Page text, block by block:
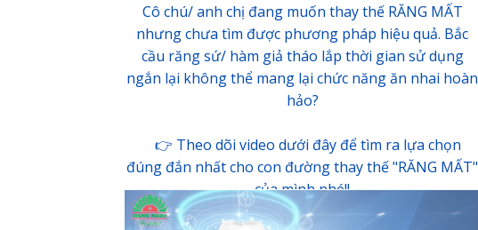
Cô chú/ anh chị đang muốn thay thế RĂNG MẤT
nhưng chưa tìm được phương pháp hiệu quả. Bắc
cầu răng sứ/ hàm giả tháo lắp thời gian sử dụng
ngắn lại không thể mang lại chức năng ăn nhai hoàn
hảo?
👉 Theo dõi video dưới đây để tìm ra lựa chọn
đúng đắn nhất cho con đường thay thế "RĂNG MẤT"
của mình nhé!!